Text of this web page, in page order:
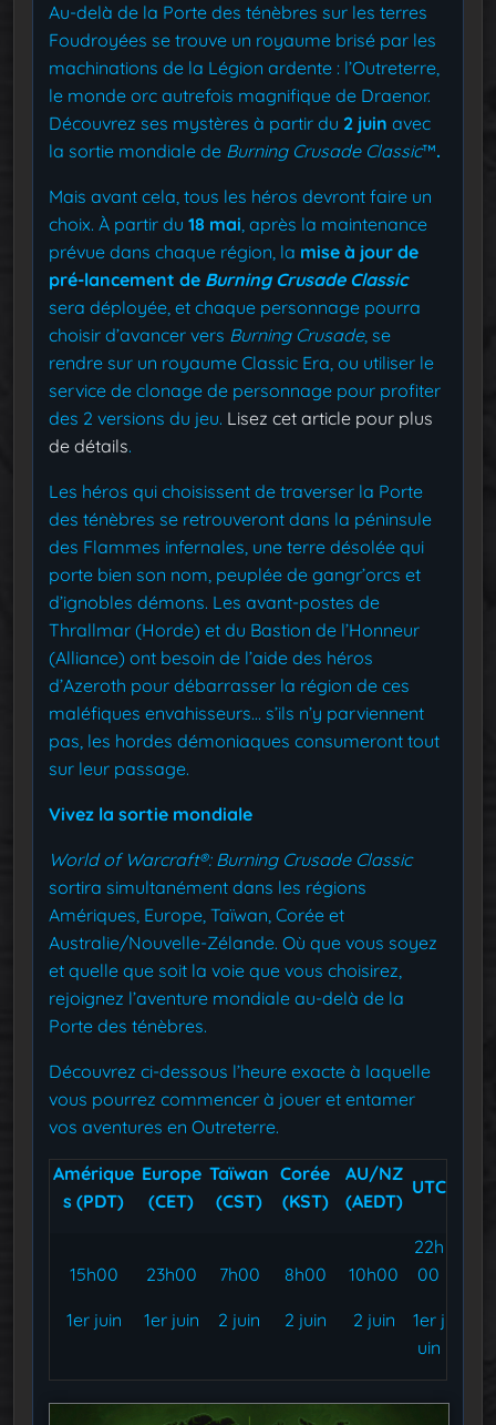
Au-delà de la Porte des ténèbres sur les terres
Foudroyées se trouve un royaume brisé par les
machinations de la Légion ardente : l’Outreterre,
le monde orc autrefois magnifique de Draenor.
Découvrez ses mystères à partir du 2 juin avec
la sortie mondiale de Burning Crusade Classic™.
Mais avant cela, tous les héros devront faire un
choix. À partir du 18 mai, après la maintenance
prévue dans chaque région, la mise à jour de
pré-lancement de Burning Crusade Classic
sera déployée, et chaque personnage pourra
choisir d’avancer vers Burning Crusade, se
rendre sur un royaume Classic Era, ou utiliser le
service de clonage de personnage pour profiter
des 2 versions du jeu. Lisez cet article pour plus
de détails.
Les héros qui choisissent de traverser la Porte
des ténèbres se retrouveront dans la péninsule
des Flammes infernales, une terre désolée qui
porte bien son nom, peuplée de gangr’orcs et
d’ignobles démons. Les avant-postes de
Thrallmar (Horde) et du Bastion de l’Honneur
(Alliance) ont besoin de l’aide des héros
d’Azeroth pour débarrasser la région de ces
maléfiques envahisseurs… s’ils n’y parviennent
pas, les hordes démoniaques consumeront tout
sur leur passage.
Vivez la sortie mondiale
World of Warcraft®: Burning Crusade Classic
sortira simultanément dans les régions
Amériques, Europe, Taïwan, Corée et
Australie/Nouvelle-Zélande. Où que vous soyez
et quelle que soit la voie que vous choisirez,
rejoignez l’aventure mondiale au-delà de la
Porte des ténèbres.
Découvrez ci-dessous l’heure exacte à laquelle
vous pourrez commencer à jouer et entamer
vos aventures en Outreterre.
Amérique
s (PDT)
Europe
(CET)
Taïwan
(CST)
Corée
(KST)
AU/NZ
(AEDT)
UTC
15h00
1er juin
23h00
1er juin
7h00
2 juin
8h00
2 juin
10h00
2 juin
22h
00
1er j
uin